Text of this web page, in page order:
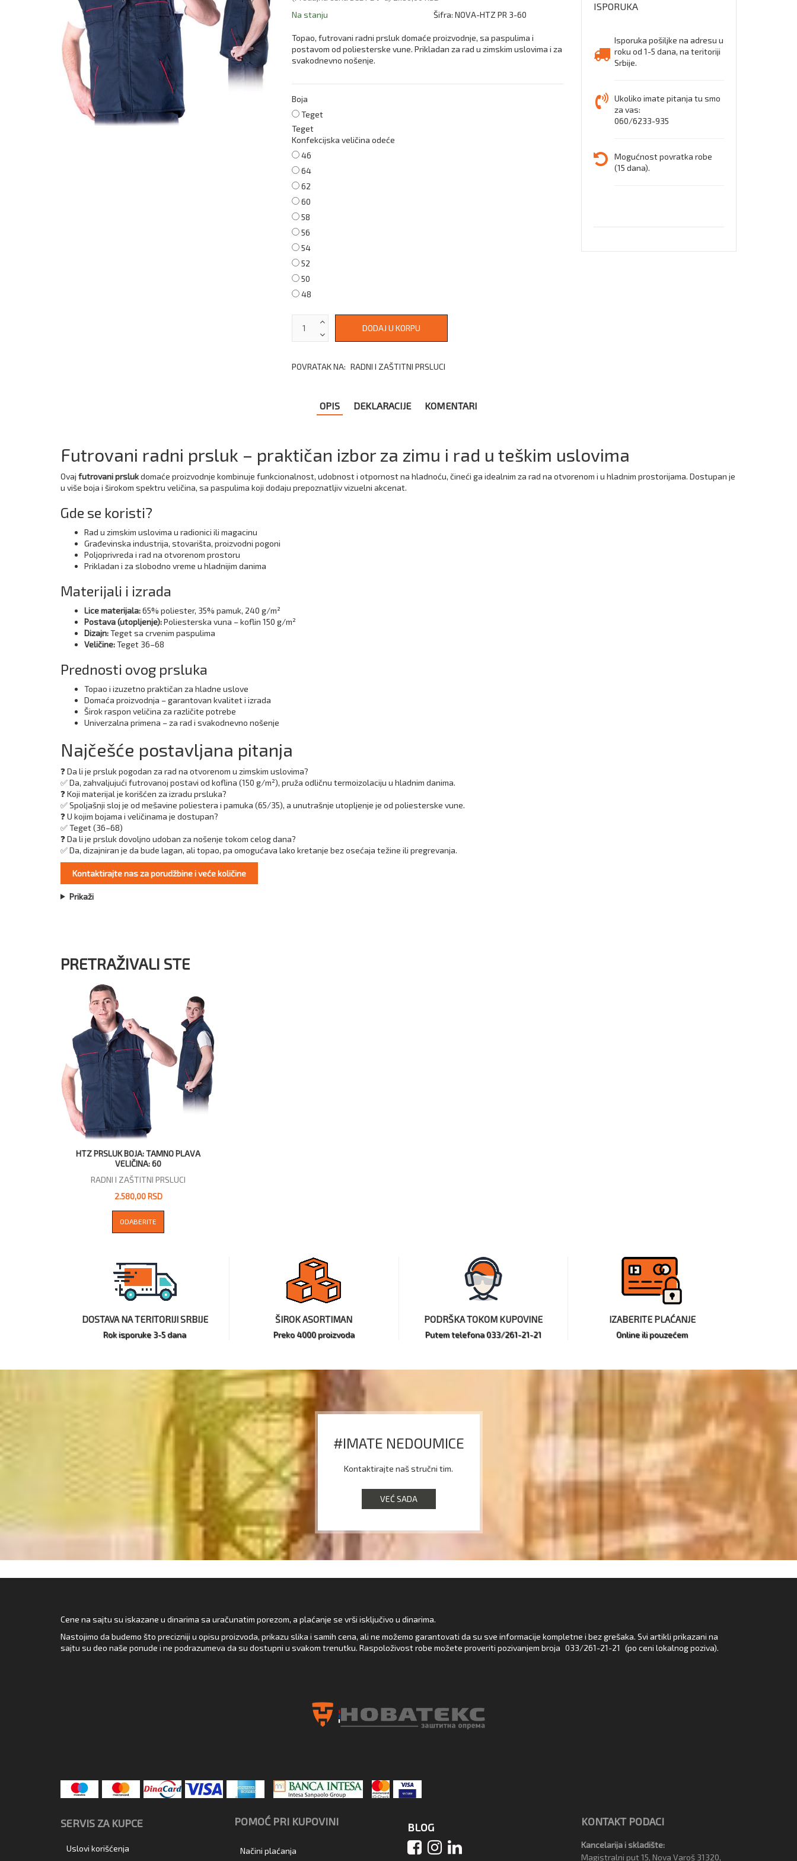
Na stanju
Šifra: NOVA-HTZ PR 3-60
Topao, futrovani radni prsluk domaće proizvodnje, sa paspulima i
postavom od poliesterske vune. Prikladan za rad u zimskim uslovima i za
svakodnevno nošenje.
Boja
Teget
Teget
Konfekcijska veličina odeće
46
64
62
60
58
56
54
52
50
48
POVRATAK NA: RADNI I ZAŠTITNI PRSLUCI
ISPORUKA
Isporuka pošiljke na adresu u
roku od 1-5 dana, na teritoriji
Srbije.
Ukoliko imate pitanja tu smo
za vas:
060/6233-935
Mogućnost povratka robe
(15 dana).
OPIS DEKLARACIJE KOMENTARI
Futrovani radni prsluk – praktičan izbor za zimu i rad u teškim uslovima
Ovaj futrovani prslukdomaće proizvodnje kombinuje funkcionalnost, udobnost i otpornost na hladnoću, čineći ga idealnim za rad na otvorenom i u hladnim prostorijama. Dostupan je
u više boja i širokom spektru veličina, sa paspulima koji dodaju prepoznatljiv vizuelni akcenat.
Gde se koristi?
Rad u zimskim uslovima u radionici ili magacinu
Građevinska industrija, stovarišta, proizvodni pogoni
Poljoprivreda i rad na otvorenom prostoru
Prikladan i za slobodno vreme u hladnijim danima
Materijali i izrada
Lice materijala:65% poliester, 35% pamuk, 240 g/m²
Postava (utopljenje):Poliesterska vuna – koflin 150 g/m²
Dizajn:Teget sa crvenim paspulima
Veličine:Teget 36–68
Prednosti ovog prsluka
Topao i izuzetno praktičan za hladne uslove
Domaća proizvodnja – garantovan kvalitet i izrada
Širok raspon veličina za različite potrebe
Univerzalna primena – za rad i svakodnevno nošenje
Najčešće postavljana pitanja
❓ Da li je prsluk pogodan za rad na otvorenom u zimskim uslovima?
✅ Da, zahvaljujući futrovanoj postavi od koflina (150 g/m²), pruža odličnu termoizolaciju u hladnim danima.
❓ Koji materijal je korišćen za izradu prsluka?
✅ Spoljašnji sloj je od mešavine poliestera i pamuka (65/35), a unutrašnje utopljenje je od poliesterske vune.
❓ U kojim bojama i veličinama je dostupan?
✅ Teget (36–68)
❓ Da li je prsluk dovoljno udoban za nošenje tokom celog dana?
✅ Da, dizajniran je da bude lagan, ali topao, pa omogućava lako kretanje bez osećaja težine ili pregrevanja.
Kontaktirajte nas za porudžbine i veće količine
Prikaži
PRETRAŽIVALI STE
HTZ PRSLUK BOJA: TAMNO PLAVA
VELIČINA: 60
RADNI I ZAŠTITNI PRSLUCI
2.580,00 RSD
ODABERITE
DOSTAVA NA TERITORIJI SRBIJE
Rok isporuke 3-5 dana
ŠIROK ASORTIMAN
Preko 4000 proizvoda
PODRŠKA TOKOM KUPOVINE
Putem telefona 033/261-21-21
IZABERITE PLAĆANJE
Online ili pouzećem
#IMATE NEDOUMICE
Kontaktirajte naš stručni tim.
VEĆ SADA
Cene na sajtu su iskazane u dinarima sa uračunatim porezom, a plaćanje se vrši isključivo u dinarima.
Nastojimo da budemo što precizniji u opisu proizvoda, prikazu slika i samih cena, ali ne možemo garantovati da su sve informacije kompletne i bez grešaka. Svi artikli prikazani na
sajtu su deo naše ponude i ne podrazumeva da su dostupni u svakom trenutku. Raspoloživost robe možete proveriti pozivanjem broja 033/261-21-21 (po ceni lokalnog poziva).
SERVIS ZA KUPCE
Uslovi korišćenja
POMOĆ PRI KUPOVINI
Načini plaćanja
BLOG KONTAKT PODACI
Kancelarija i skladište:
Magistralni put 15, Nova Varoš 31320,